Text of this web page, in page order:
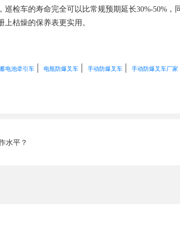
检车的寿命完全可以比常规预期延长30%-50%
枯燥的保养表更实用。
电池牵引车 | 电瓶防爆叉车 | 手动防爆叉车 | 手动防爆叉车厂家
水平？